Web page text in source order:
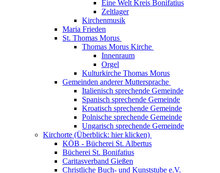
Eine Welt Kreis Bonifatius
Zeltlager
Kirchenmusik
Maria Frieden
St. Thomas Morus
Thomas Morus Kirche
Innenraum
Orgel
Kulturkirche Thomas Morus
Gemeinden anderer Muttersprache
Italienisch sprechende Gemeinde
Spanisch sprechende Gemeinde
Kroatisch sprechende Gemeinde
Polnische sprechende Gemeinde
Ungarisch sprechende Gemeinde
Kirchorte (Überblick: hier klicken)
KÖB - Bücherei St. Albertus
Bücherei St. Bonifatius
Caritasverband Gießen
Christliche Buch- und Kunststube e.V.